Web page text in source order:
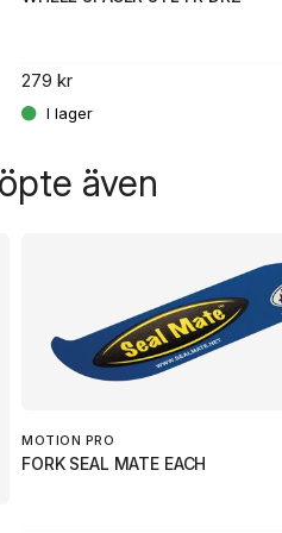
279 kr
även
MOTION PRO
FORK SEAL MATE EACH